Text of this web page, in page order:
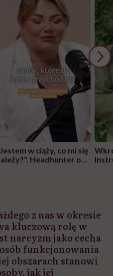
w ciąży, co mi się
Headhunter o
z nas w okresie
kluczową rolę w
narcyzm jako cecha
funkcjonowania
obszarach stanowi
jak jej